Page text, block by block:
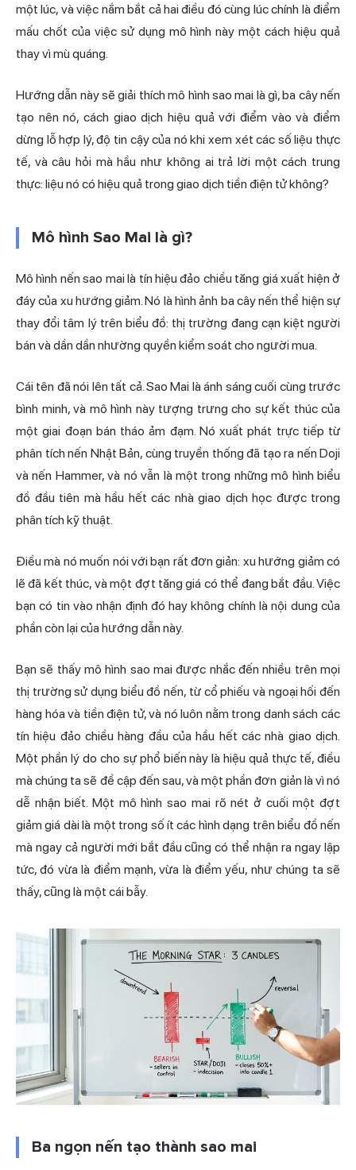
một lúc, và việc nắm bắt cả hai điều đó cùng lúc chính là điểm
mấu chốt của việc sử dụng mô hình này một cách hiệu quả
thay vì mù quáng.
Hướng dẫn này sẽ giải thích mô hình sao mai là gì, ba cây nến
tạo nên nó, cách giao dịch hiệu quả với điểm vào và điểm
dừng lỗ hợp lý, độ tin cậy của nó khi xem xét các số liệu thực
tế, và câu hỏi mà hầu như không ai trả lời một cách trung
thực: liệu nó có hiệu quả trong giao dịch tiền điện tử không?
Mô hình Sao Mai là gì?
Mô hình nến sao mai là tín hiệuđảo chiều tăng giá xuất hiện ở
đáy của xu hướng giảm. Nó là hình ảnh ba cây nến thể hiện sự
thay đổi tâm lý trên biểu đồ: thị trường đang cạn kiệt người
bán và dần dần nhường quyền kiểm soát cho người mua.
Cái tên đã nói lên tất cả. Sao Mai là ánh sáng cuối cùng trước
bình minh, và mô hình này tượng trưng cho sự kết thúc của
một giai đoạn bán tháo ảm đạm. Nó xuất phát trực tiếp từ
phân tích nến Nhật Bản, cùng truyền thống đã tạo ra nến Doji
và nến Hammer, và nó vẫn là một trong những mô hình biểu
đồ đầu tiên mà hầu hết các nhà giao dịch học được trong
phân tích kỹ thuật.
Điều mà nó muốn nói với bạn rất đơn giản: xu hướng giảm có
lẽ đã kết thúc, và một đợt tăng giá có thể đang bắt đầu. Việc
bạn có tin vào nhận định đó hay không chính là nội dung của
phần còn lại của hướng dẫn này.
Bạn sẽ thấy mô hình sao mai được nhắc đến nhiều trên mọi
thị trường sử dụng biểu đồ nến, từ cổ phiếu và ngoại hối đến
hàng hóa và tiền điện tử, và nó luôn nằm trong danh sách các
tín hiệu đảo chiều hàng đầu của hầu hết các nhà giao dịch.
Một phần lý do cho sự phổ biến này là hiệu quả thực tế, điều
mà chúng ta sẽ đề cập đến sau, và một phần đơn giản là vì nó
dễ nhận biết. Một mô hình sao mai rõ nét ở cuối một đợt
giảm giá dài là một trong số ít các hình dạng trên biểu đồ nến
mà ngay cả người mới bắt đầu cũng có thể nhận ra ngay lập
tức, đó vừa là điểm mạnh, vừa là điểm yếu, như chúng ta sẽ
thấy, cũng là một cái bẫy.
Ba ngọn nến tạo thành sao mai